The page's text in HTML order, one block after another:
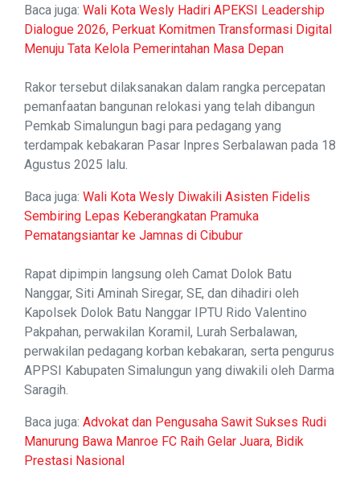
Baca juga: Wali Kota Wesly Hadiri APEKSI Leadership
Dialogue 2026, Perkuat Komitmen Transformasi Digital
Menuju Tata Kelola Pemerintahan Masa Depan
Rakor tersebut dilaksanakan dalam rangka percepatan
pemanfaatan bangunan relokasi yang telah dibangun
Pemkab Simalungun bagi para pedagang yang
terdampak kebakaran Pasar Inpres Serbalawan pada 18
Agustus 2025 lalu.
Baca juga: Wali Kota Wesly Diwakili Asisten Fidelis
Sembiring Lepas Keberangkatan Pramuka
Pematangsiantar ke Jamnas di Cibubur
Rapat dipimpin langsung oleh Camat Dolok Batu
Nanggar, Siti Aminah Siregar, SE, dan dihadiri oleh
Kapolsek Dolok Batu Nanggar IPTU Rido Valentino
Pakpahan, perwakilan Koramil, Lurah Serbalawan,
perwakilan pedagang korban kebakaran, serta pengurus
APPSI Kabupaten Simalungun yang diwakili oleh Darma
Saragih.
Baca juga: Advokat dan Pengusaha Sawit Sukses Rudi
Manurung Bawa Manroe FC Raih Gelar Juara, Bidik
Prestasi Nasional